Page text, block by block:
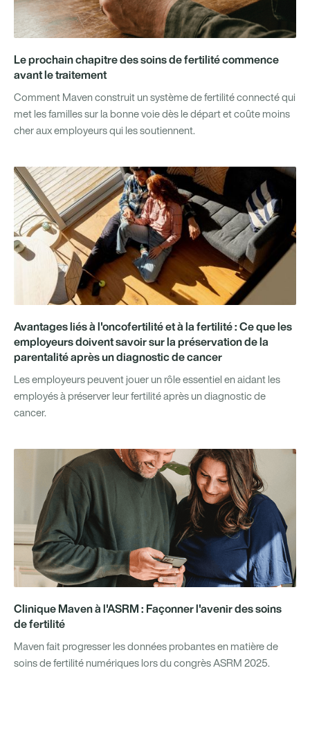
Le prochain chapitre des soins de fertilité commence
avant le traitement
Comment Maven construit un système de fertilité connecté qui
met les familles sur la bonne voie dès le départ et coûte moins
cher aux employeurs qui les soutiennent.
Avantages liés à l'oncofertilité et à la fertilité : Ce que les
employeurs doivent savoir sur la préservation de la
parentalité après un diagnostic de cancer
Les employeurs peuvent jouer un rôle essentiel en aidant les
employés à préserver leur fertilité après un diagnostic de
cancer.
Clinique Maven à l'ASRM : Façonner l'avenir des soins
de fertilité
Maven fait progresser les données probantes en matière de
soins de fertilité numériques lors du congrès ASRM 2025.